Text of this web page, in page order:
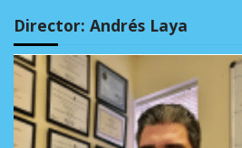
Director: Andrés Laya